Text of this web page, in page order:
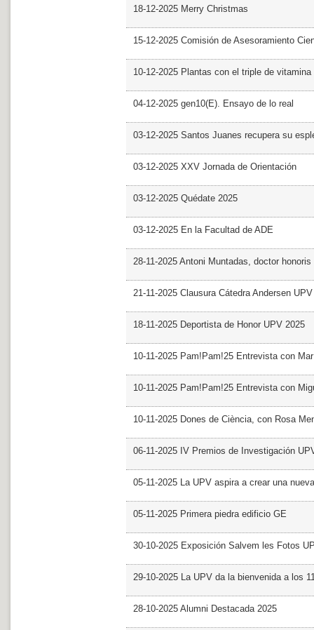
18-12-2025 Merry Christmas
15-12-2025 Comisión de Asesoramiento
10-12-2025 Plantas con el triple de vitamina
04-12-2025 gen10(E). Ensayo de lo real
03-12-2025 Santos Juanes recupera su
03-12-2025 XXV Jornada de Orientación
03-12-2025 Quédate 2025
03-12-2025 En la Facultad de ADE
28-11-2025 Antoni Muntadas, doctor
21-11-2025 Clausura Cátedra Andersen UPV
18-11-2025 Deportista de Honor UPV 2025
10-11-2025 Pam!Pam!25 Entrevista con
10-11-2025 Pam!Pam!25 Entrevista con
10-11-2025 Dones de Ciència, con Rosa
06-11-2025 IV Premios de Investigación
05-11-2025 La UPV aspira a crear una
05-11-2025 Primera piedra edificio GE
30-10-2025 Exposición Salvem les Fotos
29-10-2025 La UPV da la bienvenida a los
28-10-2025 Alumni Destacada 2025